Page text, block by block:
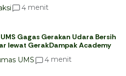
4 menit
Gagas Gerakan Udara Bersih
lewat GerakDampak Academy
UMS
4 menit